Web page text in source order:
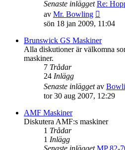
Senaste inlägget Re:
av Mr. Bowling
till
senaste
inlägget
sön 18 jan 2009, 11:04
Brunswick GS Maskiner
Alla diskutioner är välkomna
maskiner.
7 Trådar
24 Inlägg
Senaste inläggetav
tor 30 aug 2007, 12:29
AMF Maskiner
Diskutera AMF:s maskiner
1 Trådar
1 Inlägg